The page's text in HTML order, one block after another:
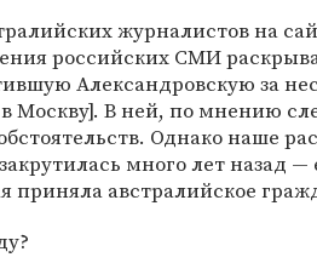
журналистов на
российских СМИ
Александровскую за
Москву]. В ней, по мнению
Однако наше
много лет назад
приняла австралийское